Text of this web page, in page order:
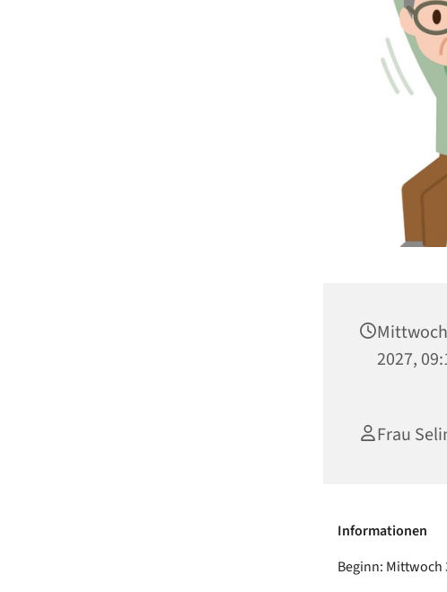
2027,
Frau
Informationen
Beginn: Mittwoch